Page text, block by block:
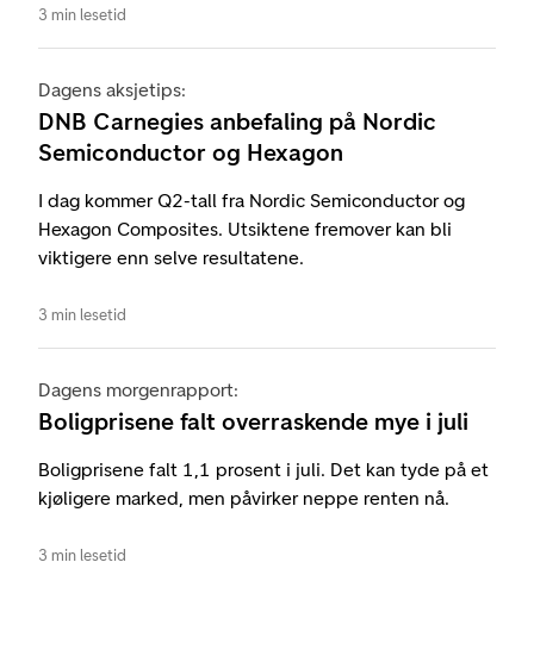
3 min lesetid
Dagens aksjetips:
DNB Carnegies anbefaling på Nordic
Semiconductor og Hexagon
I dag kommer Q2-tall fra Nordic Semiconductor og
Hexagon Composites. Utsiktene fremover kan bli
viktigere enn selve resultatene.
3 min lesetid
Dagens morgenrapport:
Boligprisene falt overraskende mye i juli
Boligprisene falt 1,1 prosent i juli. Det kan tyde på et
kjøligere marked, men påvirker neppe renten nå.
3 min lesetid